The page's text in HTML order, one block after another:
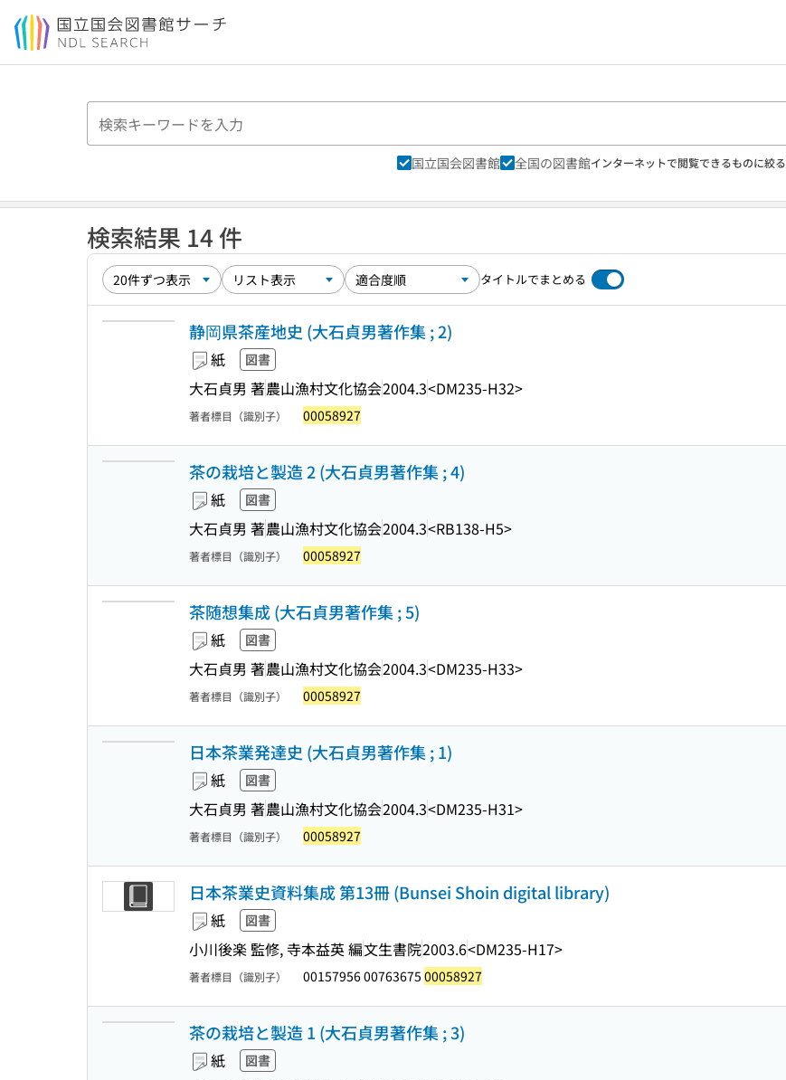
本文へ移動
国立国会図書館 全国の図書館インターネットで閲覧できるものに絞る
検索結果 14 件
タイトルでまとめる
静岡県茶産地史 (大石貞男著作集 ; 2)
紙 図書
大石貞男 著農山漁村文化協会2004.3<DM235-H32>
著者標目（識別子） 00058927
茶の栽培と製造 2 (大石貞男著作集 ; 4)
紙 図書
大石貞男 著農山漁村文化協会2004.3<RB138-H5>
著者標目（識別子） 00058927
茶随想集成 (大石貞男著作集 ; 5)
紙 図書
大石貞男 著農山漁村文化協会2004.3<DM235-H33>
著者標目（識別子） 00058927
日本茶業発達史 (大石貞男著作集 ; 1)
紙 図書
大石貞男 著農山漁村文化協会2004.3<DM235-H31>
著者標目（識別子） 00058927
日本茶業史資料集成 第13冊 (Bunsei Shoin digital library)
紙 図書
小川後楽 監修, 寺本益英 編文生書院2003.6<DM235-H17>
著者標目（識別子） 00157956 00763675 00058927
茶の栽培と製造 1 (大石貞男著作集 ; 3)
紙 図書